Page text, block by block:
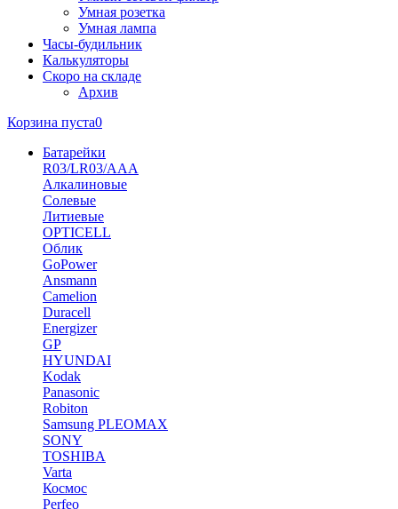
Умная розетка
Умная лампа
Часы-будильник
Калькуляторы
Скоро на складе
Архив
Корзина пуста0
Батарейки
R03/LR03/AAA
Алкалиновые
Солевые
Литиевые
OPTICELL
Облик
GoPower
Ansmann
Camelion
Duracell
Energizer
GP
HYUNDAI
Kodak
Panasonic
Robiton
Samsung PLEOMAX
SONY
TOSHIBA
Varta
Космос
Perfeo